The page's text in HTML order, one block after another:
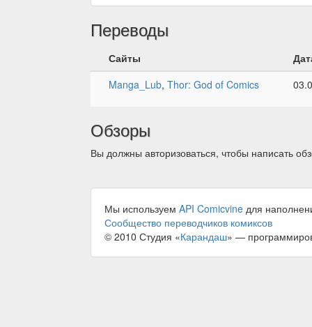
Переводы
Сайты
Manga_Lub, Thor: God of Comics
Обзоры
Вы должны авторизоваться, чтобы написать
Мы используем API Comicvine для
Сообщество переводчиков комиксов
© 2010 Студия «Карандаш» —